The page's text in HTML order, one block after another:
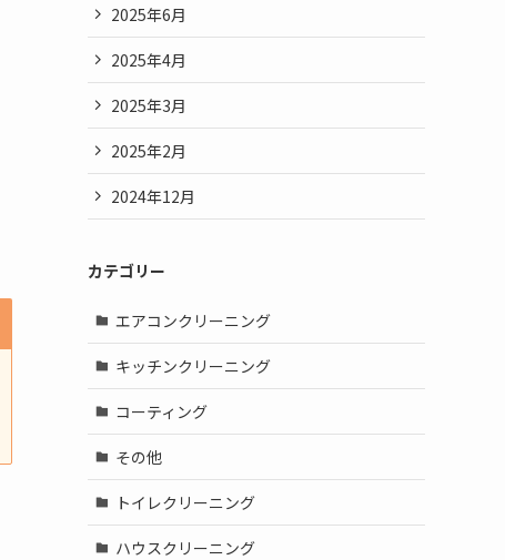
2025年6月
2025年4月
2025年3月
2025年2月
2024年12月
カテゴリー
エアコンクリーニング
キッチンクリーニング
コーティング
その他
トイレクリーニング
ハウスクリーニング